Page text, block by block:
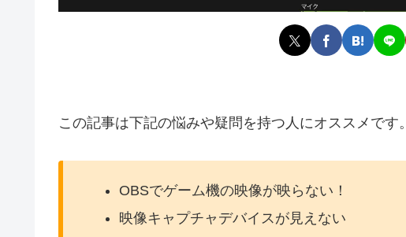
この記事は下記の悩みや疑問を持つ人にオススメです。
OBSでゲーム機の映像が映らない！
映像キャプチャデバイスが見えない